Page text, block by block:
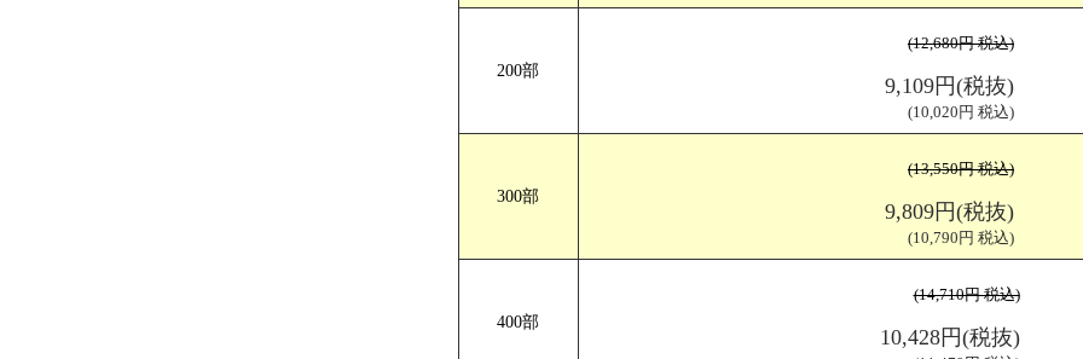
A4サイズ Z折 仕上がりサイズ（W100×H210mm) 展開サイズ（W290×H210mm)
200部
(12,680円 税込)
9,109円(税抜)
(10,020円 税込)
300部
(13,550円 税込)
9,809円(税抜)
(10,790円 税込)
400部
(14,710円 税込)
10,428円(税抜)